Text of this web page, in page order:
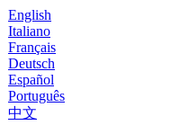
English
Italiano
Français
Deutsch
Español
Português
中文